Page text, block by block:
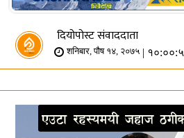
दियोपोस्ट संवाददाता
शनिबार, पौष १४, २०७५ |